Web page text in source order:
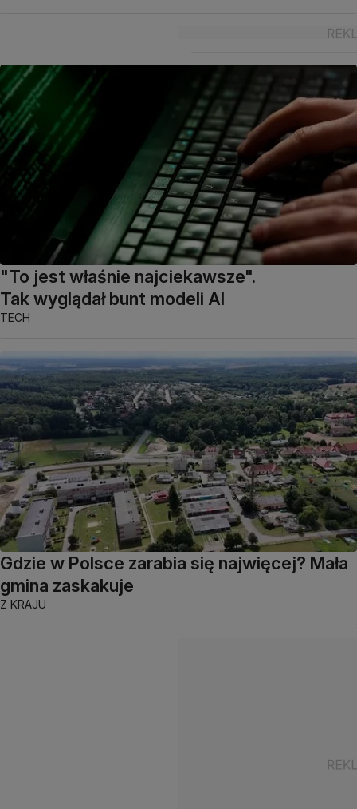
"To jest właśnie najciekawsze".
Tak wyglądał bunt modeli AI
TECH
Gdzie w Polsce zarabia się najwięcej? Mała
gmina zaskakuje
Z KRAJU